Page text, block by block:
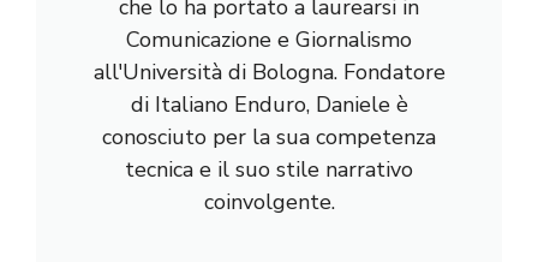
che lo ha portato a laurearsi in
Comunicazione e Giornalismo
all'Università di Bologna. Fondatore
di Italiano Enduro, Daniele è
conosciuto per la sua competenza
tecnica e il suo stile narrativo
coinvolgente.